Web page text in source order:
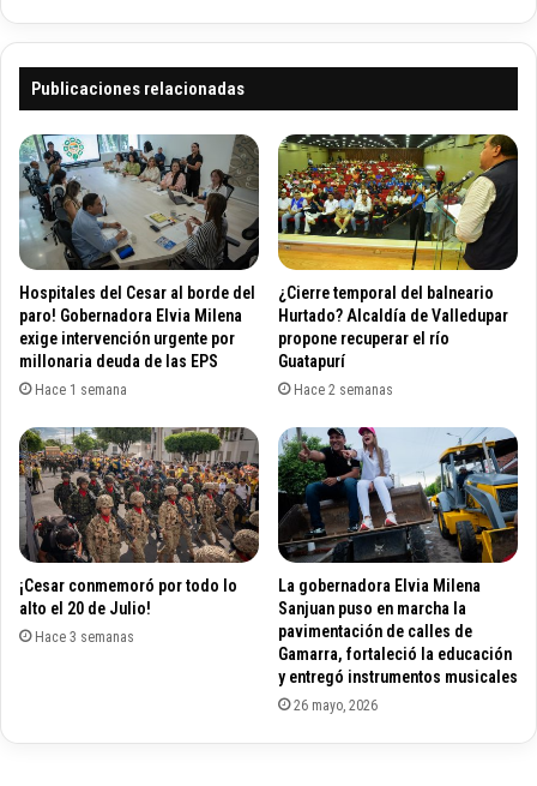
s
p
e
t
u
o
s
o
y
g
r
o
e
r
o
p
o
r
i
n
j
d
e
S
a
n
t
o
s
y
T
r
u
p
e
l
1
d
e
m
a
Publicaciones relacionadas
Hospitales del Cesar al borde del
paro! Gobernadora Elvia Milena
exige intervención urgente por
millonaria deuda de las EPS
Hace 1 semana
¿Cierre temporal del balneario
Hurtado? Alcaldía de Valledupar
propone recuperar el río
Guatapurí
Hace 2 semanas
¡Cesar conmemoró por todo lo
alto el 20 de Julio!
Hace 3 semanas
La gobernadora Elvia Milena
Sanjuan puso en marcha la
pavimentación de calles de
Gamarra, fortaleció la educación
y entregó instrumentos musicales
26 mayo, 2026